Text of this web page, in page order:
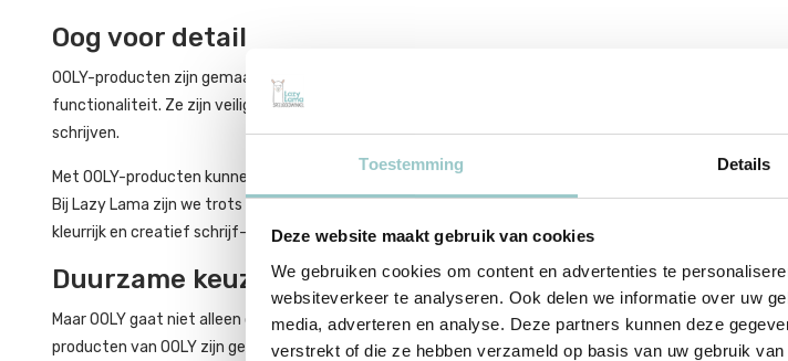
Toestemming Details
Deze website maakt gebruik van cookies
We gebruiken cookies om content en advertenties te
websiteverkeer te analyseren. Ook delen we informatie over uw
media, adverteren en analyse. Deze partners kunnen deze
verstrekt of die ze hebben verzameld op basis van uw gebruik
Oog voor detail
OOLY-producten zijn gemaakt van hoogwaardige materialen en zijn ontworpen met oog voor detail en
functionaliteit. Ze zijn veilig en geschikt voor kinderen en zijn ideaal voor creatief spel, tekenen,
schrijven.
Met OOLY-producten kunnen kinderen hun verbeelding de vrije loop laten en hun creativiteit tot leven
Bij Lazy Lama zijn we trots om OOLY in ons assortiment te hebben en ouders en kinderen te voorzien
kleurrijk en creatief schrijf- en tekengerei om hun creatieve avonturen te ondersteunen!
Duurzame keuze
Maar OOLY gaat niet alleen over creativiteit, het merk is ook toegewijd aan duurzaamheid. Veel van de
producten van OOLY zijn gemaakt van milieuvriendelijke materialen en worden geproduceerd met